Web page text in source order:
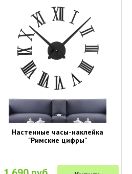
Настенные часы-наклейка
"Римские цифры"